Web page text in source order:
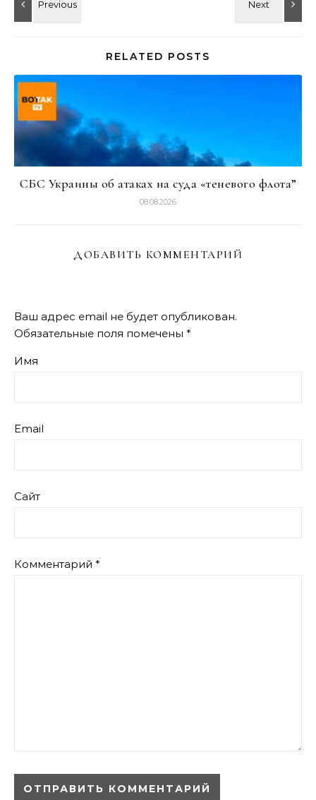
RELATED POSTS
СБС Украины об атаках на суда «теневого флота”
08.08.2026
ДОБАВИТЬ КОММЕНТАРИЙ
Ваш адрес email не будет опубликован.
Обязательные поля помечены *
Имя
Email
Сайт
Комментарий *